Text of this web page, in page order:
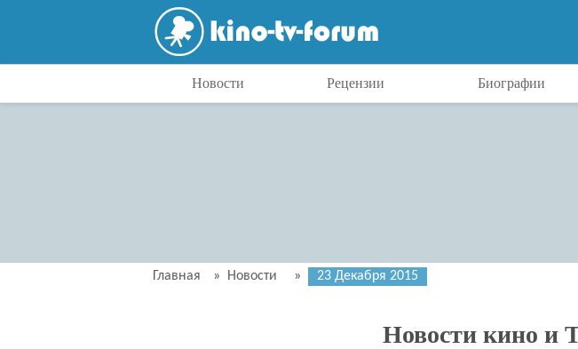
Новости Рецензии Биографии
Главная » Новости » 23 Декабря 2015
Новости кино и